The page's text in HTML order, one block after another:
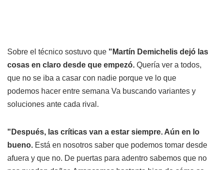
Sobre el técnico sostuvo que "Martín Demichelis dejó las
cosas en claro desde que empezó. Quería ver a todos,
que no se iba a casar con nadie porque ve lo que
podemos hacer entre semana Va buscando variantes y
soluciones ante cada rival.
"Después, las críticas van a estar siempre. Aún en lo
bueno. Está en nosotros saber que podemos tomar desde
afuera y que no. De puertas para adentro sabemos que no